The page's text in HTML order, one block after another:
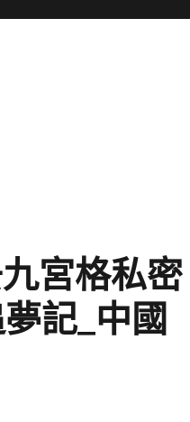
宮格私密
記_中國